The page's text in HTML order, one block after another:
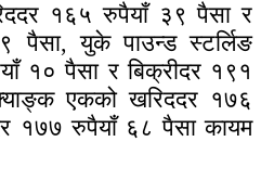
१६५ रुपैयाँ ३९ पैसा र
पैसा, युके पाउन्ड स्टर्लिङ
१० पैसा र बिक्रीदर १९१
एकको खरिददर १७६
१७७ रुपैयाँ ६८ पैसा कायम